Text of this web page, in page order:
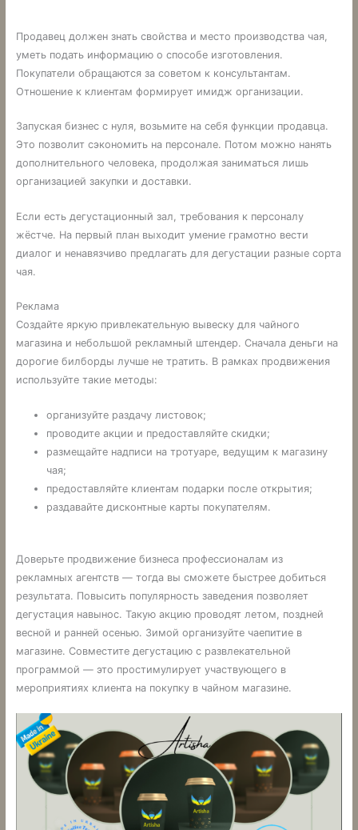
Продавец должен знать свойства и место производства чая,
уметь подать информацию о способе изготовления.
Покупатели обращаются за советом к консультантам.
Отношение к клиентам формирует имидж организации.
Запуская бизнес с нуля, возьмите на себя функции продавца.
Это позволит сэкономить на персонале. Потом можно нанять
дополнительного человека, продолжая заниматься лишь
организацией закупки и доставки.
Если есть дегустационный зал, требования к персоналу
жёстче. На первый план выходит умение грамотно вести
диалог и ненавязчиво предлагать для дегустации разные сорта
чая.
Реклама
Создайте яркую привлекательную вывеску для чайного
магазина и небольшой рекламный штендер. Сначала деньги на
дорогие билборды лучше не тратить. В рамках продвижения
используйте такие методы:
организуйте раздачу листовок;
проводите акции и предоставляйте скидки;
размещайте надписи на тротуаре, ведущим к магазину
чая;
предоставляйте клиентам подарки после открытия;
раздавайте дисконтные карты покупателям.
Доверьте продвижение бизнеса профессионалам из
рекламных агентств — тогда вы сможете быстрее добиться
результата. Повысить популярность заведения позволяет
дегустация навынос. Такую акцию проводят летом, поздней
весной и ранней осенью. Зимой организуйте чаепитие в
магазине. Совместите дегустацию с развлекательной
программой — это простимулирует участвующего в
мероприятиях клиента на покупку в чайном магазине.